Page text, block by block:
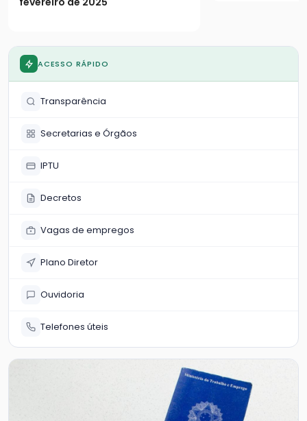
ACESSO RÁPIDO
Transparência
Secretarias e Órgãos
IPTU
Decretos
Vagas de empregos
Plano Diretor
Ouvidoria
Telefones úteis